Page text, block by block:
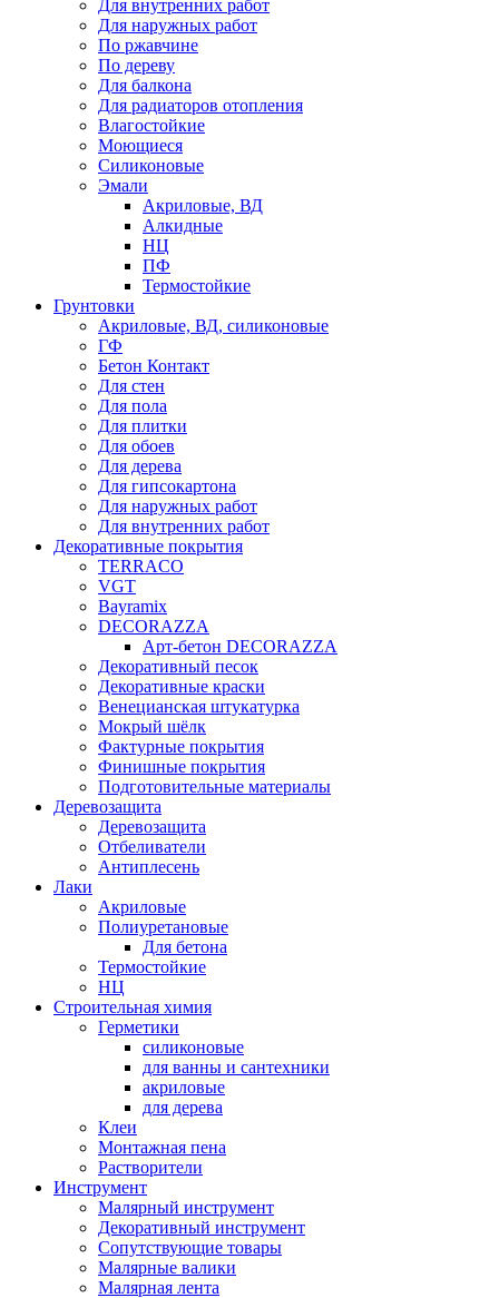
Для внутренних работ
Для наружных работ
По ржавчине
По дереву
Для балкона
Для радиаторов отопления
Влагостойкие
Моющиеся
Силиконовые
Эмали
Акриловые, ВД
Алкидные
НЦ
ПФ
Термостойкие
Грунтовки
Акриловые, ВД, силиконовые
ГФ
Бетон Контакт
Для стен
Для пола
Для плитки
Для обоев
Для дерева
Для гипсокартона
Для наружных работ
Для внутренних работ
Декоративные покрытия
TERRACO
VGT
Bayramix
DECORAZZA
Арт-бетон DECORAZZA
Декоративный песок
Декоративные краски
Венецианская штукатурка
Мокрый шёлк
Фактурные покрытия
Финишные покрытия
Подготовительные материалы
Деревозащита
Деревозащита
Отбеливатели
Антиплесень
Лаки
Акриловые
Полиуретановые
Для бетона
Термостойкие
НЦ
Строительная химия
Герметики
силиконовые
для ванны и сантехники
акриловые
для дерева
Клеи
Монтажная пена
Растворители
Инструмент
Малярный инструмент
Декоративный инструмент
Сопутствующие товары
Малярные валики
Малярная лента